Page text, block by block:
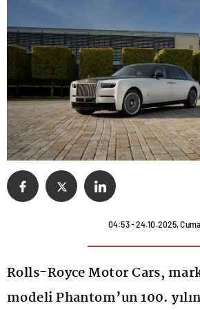
04:53 - 24.10.2025, Cuma
Rolls-Royce Motor Cars,
modeli Phantom’un 100.